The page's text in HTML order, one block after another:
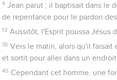
4 Jean parut ; il baptisait dans le
de repentance pour le pardon
12 Aussitôt, l'Esprit poussa Jésus
35 Vers le matin, alors qu'il faisait
et sortit pour aller dans un
45 Cependant cet homme, une